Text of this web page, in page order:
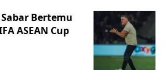
Bertemu
ASEAN Cup